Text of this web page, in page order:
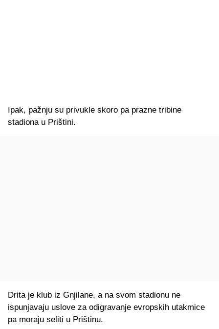
Ipak, pažnju su privukle skoro pa prazne tribine
stadiona u Prištini.
Drita je klub iz Gnjilane, a na svom stadionu ne
ispunjavaju uslove za odigravanje evropskih utakmice
pa moraju seliti u Prištinu.